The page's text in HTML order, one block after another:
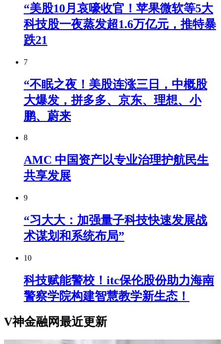
“美股10月哀嚎收官！苹果微软等5大
科技股一夜蒸发超1.6万亿元，推特暴
跌21
7
“不眠之夜！美股连涨三日，中概股
大爆发，拼多多、京东、理想、小
鹏、蔚来
8
AMC 中国资产以专业治理护航民生
共享发展
9
“习大大：加强量子科技快速发展战
术谋划和系统布局”
10
科技赋能警校！itc保伦股份助力海南
警察学院构建智慧教学新生态！
V神金融网最近更新